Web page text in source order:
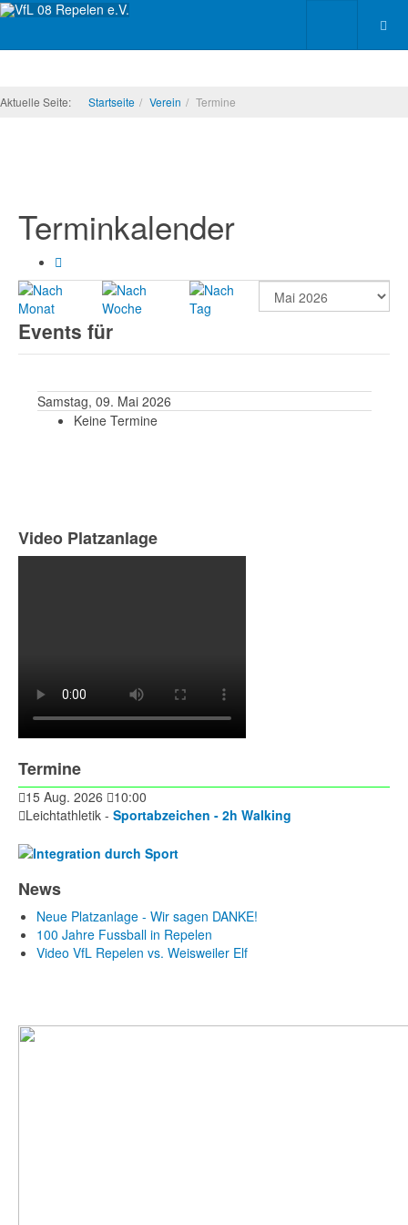
Aktuelle Seite: Startseite Verein Termine
Terminkalender
Events für
Samstag, 09. Mai 2026
Keine Termine
Video Platzanlage
Termine
15 Aug. 2026
10:00
Leichtathletik - Sportabzeichen - 2h Walking
News
Neue Platzanlage - Wir sagen DANKE!
100 Jahre Fussball in Repelen
Video VfL Repelen vs. Weisweiler Elf